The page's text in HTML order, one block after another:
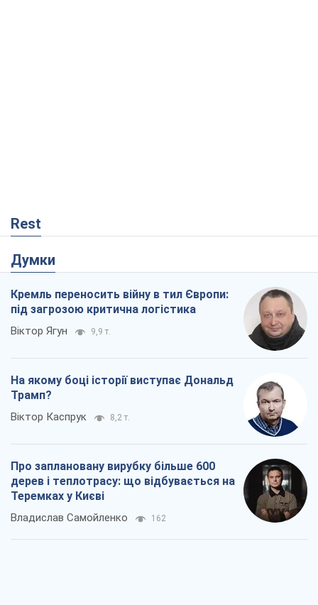
Rest
Думки
Кремль переносить війну в тил Європи:
під загрозою критична логістика
Віктор Ягун 9,9 т.
На якому боці історії виступає Дональд
Трамп?
Віктор Каспрук 8,2 т.
Про заплановану вирубку більше 600
дерев і теплотрасу: що відбувається на
Теремках у Києві
Владислав Самойленко 162